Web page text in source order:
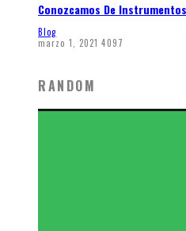
Conozcamos De
Blog
marzo 1, 2021 4097
RANDOM